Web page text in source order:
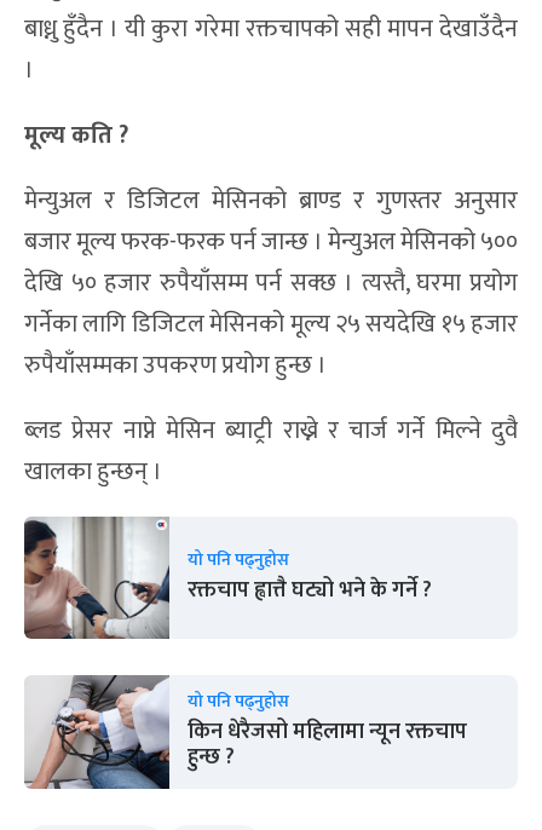
बाध्नु हुँदैन । यी कुरा गरेमा रक्तचापको सही मापन देखाउँदैन
।
मूल्य कति ?
मेन्युअल र डिजिटल मेसिनको ब्राण्ड र गुणस्तर अनुसार
बजार मूल्य फरक-फरक पर्न जान्छ । मेन्युअल मेसिनको ५००
देखि ५० हजार रुपैयाँसम्म पर्न सक्छ । त्यस्तै, घरमा प्रयोग
गर्नेका लागि डिजिटल मेसिनको मूल्य २५ सयदेखि १५ हजार
रुपैयाँसम्मका उपकरण प्रयोग हुन्छ ।
ब्लड प्रेसर नाप्ने मेसिन ब्याट्री राख्ने र चार्ज गर्ने मिल्ने दुवै
खालका हुन्छन् ।
यो पनि पढ्नुहोस
रक्तचाप ह्वात्तै घट्यो भने के गर्ने ?
यो पनि पढ्नुहोस
किन धेरैजसो महिलामा न्यून रक्तचाप
हुन्छ ?